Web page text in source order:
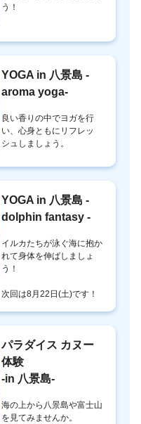
う！
YOGA in 八景島 -
aroma yoga-
良い香りの中でヨガを行
い、心身ともにリフレッ
シュしましょう。
YOGA in 八景島 -
dolphin fantasy -
イルカたちが泳ぐ海に抱か
れて身体を伸ばしましょ
う！
次回は8月22日(土)です！
パラダイス カヌー
体験
-in 八景島-
海の上から八景島や富士山
を見てみませんか。